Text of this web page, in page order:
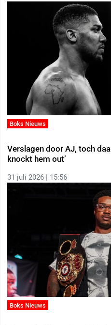
Boks Nieuws
Verslagen door AJ, toch
knockt hem out’
31 juli 2026 | 15:56
Boks Nieuws